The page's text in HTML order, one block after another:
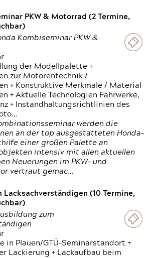
PKW & Motorrad (2 Termine,
Kombiseminar PKW &
der Modellpalette +
zur Motorentechnik /
+ Konstruktive Merkmale / Material
+ Aktuelle Technologien Fahrwerke,
+ Instandhaltungsrichtlinien des
werden die
an der top ausgestatteten Honda-
einer großen Palette an
intensiv mit allen aktuellen
Neuerungen im PKW- und
vertraut gemac…
Lacksachverständigen (10 Termine,
zum
in Plauen/GTÜ-Seminarstandort +
Lackierung + Lackaufbau beim